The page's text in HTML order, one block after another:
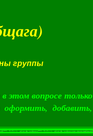
группы
этом вопросе только
добавить,